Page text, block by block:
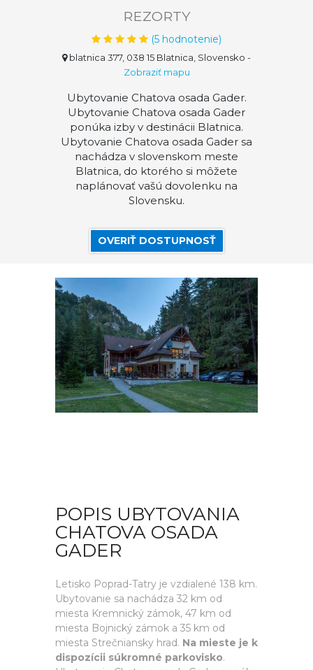
REZORTY
(5 hodnotenie)
blatnica 377, 038 15 Blatnica, Slovensko -
Zobraziť mapu
Ubytovanie Chatova osada Gader.
Ubytovanie Chatova osada Gader
ponúka izby v destinácii Blatnica.
Ubytovanie Chatova osada Gader sa
nachádza v slovenskom meste
Blatnica, do ktorého si môžete
naplánovať vašú dovolenku na
Slovensku.
OVERIŤ DOSTUPNOSŤ
POPIS UBYTOVANIA
CHATOVA OSADA
GADER
Letisko Poprad-Tatry je vzdialené 138 km.
Ubytovanie sa nachádza 32 km od
miesta Kremnický zámok, 47 km od
miesta Bojnický zámok a 35 km od
miesta Strečniansky hrad. Na mieste je k
dispozícii súkromné parkovisko.